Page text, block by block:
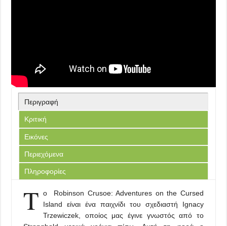
Περιγραφή
Κριτική
Εικόνες
Περιεχόμενα
Πληροφορίες
Τ ο Robinson Crusoe: Adventures on the Cursed
Island είναι ένα παιχνίδι του σχεδιαστή Ignacy
Trzewiczek, οποίος μας έγινε γνωστός από το